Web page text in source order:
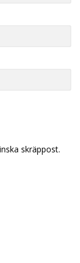
skräppost.